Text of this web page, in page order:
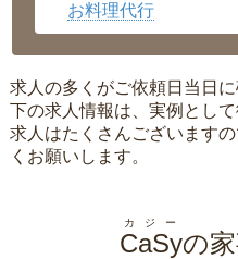
お料理代行
求人の多くがご依頼日当日
下の求人情報は、実例として
求人はたくさんございます
くお願いします。
CaSy
カジー
の